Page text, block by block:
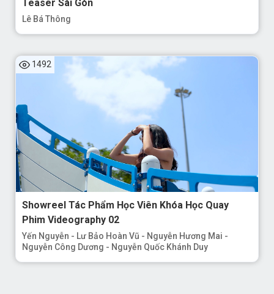
Teaser Sài Gòn
Lê Bá Thông
1492
Showreel Tác Phẩm Học Viên Khóa Học Quay
Phim Videography 02
Yến Nguyễn - Lư Bảo Hoàn Vũ - Nguyễn Hương Mai -
Nguyễn Công Dương - Nguyễn Quốc Khánh Duy